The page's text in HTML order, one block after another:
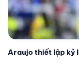
Araujo thiết lập kỷ